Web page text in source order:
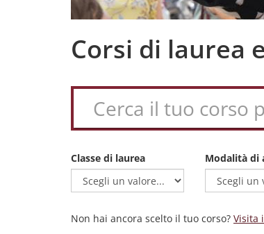
Corsi di laurea
Classe di laurea Modalità di
Non hai ancora scelto il tuo corso? Visita